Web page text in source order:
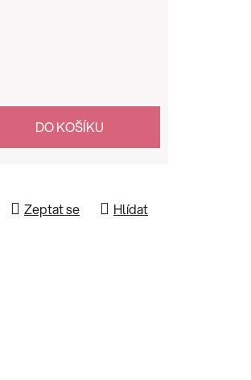
DO KOŠÍKU
Zeptat se Hlídat